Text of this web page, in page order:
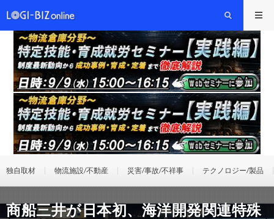
独自取材 物流施設/不動産 災害/事故/不祥事 テクノロジー/製品
商船三井が日本初、海洋開発関連特殊